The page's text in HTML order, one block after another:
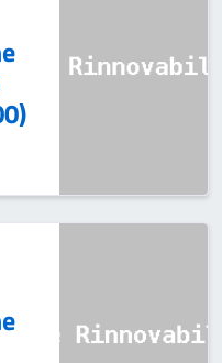
RINNOVABILI